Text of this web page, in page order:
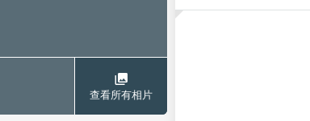
查看所有相片